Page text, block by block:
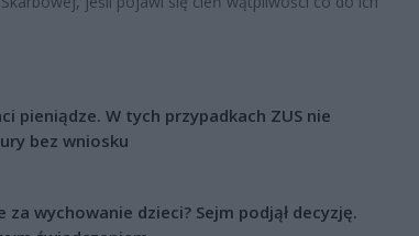
pieniądze. W tych przypadkach ZUS nie
bez wniosku
za wychowanie dzieci? Sejm podjął decyzję.